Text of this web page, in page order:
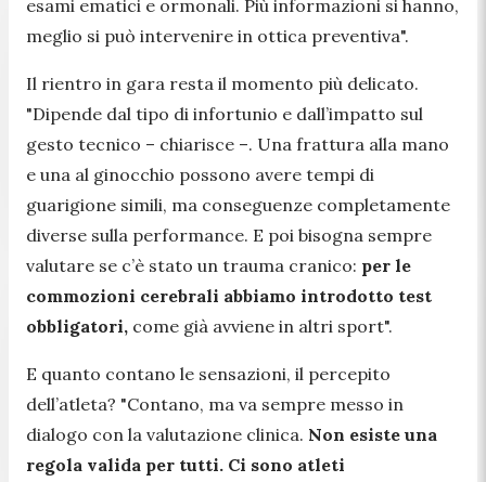
esami ematici e ormonali. Più informazioni si hanno,
meglio si può intervenire in ottica preventiva".
Il rientro in gara resta il momento più delicato.
"Dipende dal tipo di infortunio e dall’impatto sul
gesto tecnico – chiarisce –. Una frattura alla mano
e una al ginocchio possono avere tempi di
guarigione simili, ma conseguenze completamente
diverse sulla performance. E poi bisogna sempre
valutare se c’è stato un trauma cranico: per le
commozioni cerebrali abbiamo introdotto test
obbligatori, come già avviene in altri sport".
E quanto contano le sensazioni, il percepito
dell’atleta? "Contano, ma va sempre messo in
dialogo con la valutazione clinica. Non esiste una
regola valida per tutti. Ci sono atleti